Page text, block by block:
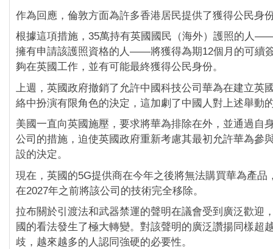
作為回應，倫敦方面為許多香港居民提供了獲得公民身
根據這項措施，35萬持有英國國民（海外）護照的人
擁有申請該護照資格的人——將獲得為期12個月的可續
夠在英國工作，並有可能最終獲得公民身份。
上週，英國政府撤銷了允許中國科技公司華為在建立英
絡中扮演有限角色的決定，這加劇了中國人對上述舉動
美國一直向英國施壓，要求將華為排除在外，並通過自
公司的措施，迫使英國政府重新考慮其最初允許華為參
設的決定。
現在，英國的5G提供商在今年之後將無法購買華為產品
在2027年之前將該公司的技術完全移除。
拉布關於引渡法和武器禁運的聲明在議會受到廣泛歡迎
國的看法發生了極大轉變。對該聲明的廣泛讚揚同樣超
歧，越來越多的人認同強硬的必要性。